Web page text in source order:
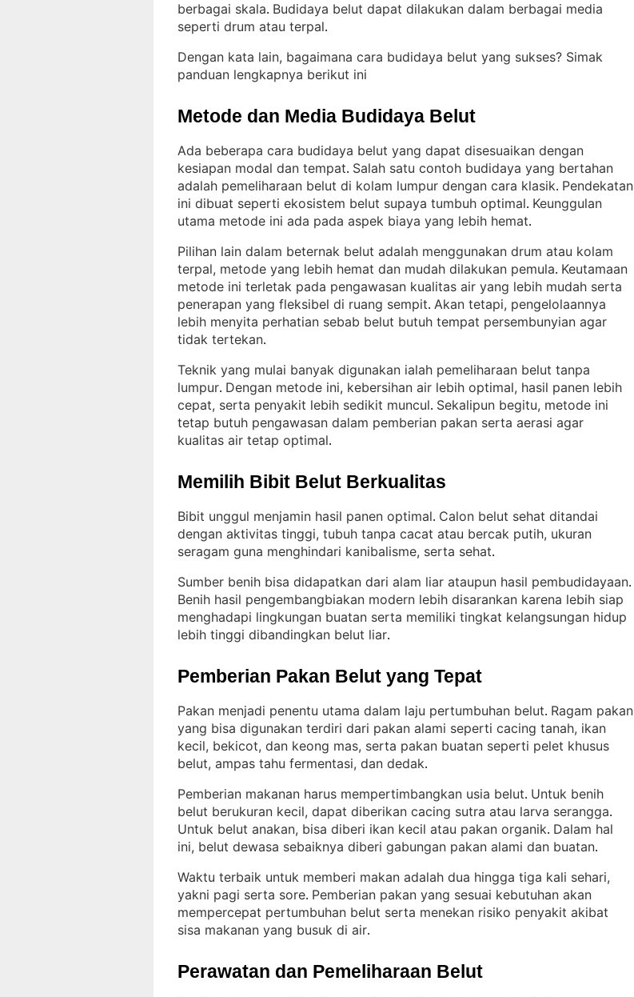
berbagai skala. Budidaya belut dapat dilakukan dalam berbagai media
seperti drum atau terpal.
Dengan kata lain, bagaimana cara budidaya belut yang sukses? Simak
panduan lengkapnya berikut ini
Metode dan Media Budidaya Belut
Ada beberapa cara budidaya belut yang dapat disesuaikan dengan
kesiapan modal dan tempat. Salah satu contoh budidaya yang bertahan
adalah pemeliharaan belut di kolam lumpur dengan cara klasik. Pendekatan
ini dibuat seperti ekosistem belut supaya tumbuh optimal. Keunggulan
utama metode ini ada pada aspek biaya yang lebih hemat.
Pilihan lain dalam beternak belut adalah menggunakan drum atau kolam
terpal, metode yang lebih hemat dan mudah dilakukan pemula. Keutamaan
metode ini terletak pada pengawasan kualitas air yang lebih mudah serta
penerapan yang fleksibel di ruang sempit. Akan tetapi, pengelolaannya
lebih menyita perhatian sebab belut butuh tempat persembunyian agar
tidak tertekan.
Teknik yang mulai banyak digunakan ialah pemeliharaan belut tanpa
lumpur. Dengan metode ini, kebersihan air lebih optimal, hasil panen lebih
cepat, serta penyakit lebih sedikit muncul. Sekalipun begitu, metode ini
tetap butuh pengawasan dalam pemberian pakan serta aerasi agar
kualitas air tetap optimal.
Memilih Bibit Belut Berkualitas
Bibit unggul menjamin hasil panen optimal. Calon belut sehat ditandai
dengan aktivitas tinggi, tubuh tanpa cacat atau bercak putih, ukuran
seragam guna menghindari kanibalisme, serta sehat.
Sumber benih bisa didapatkan dari alam liar ataupun hasil pembudidayaan
Benih hasil pengembangbiakan modern lebih disarankan karena lebih siap
menghadapi lingkungan buatan serta memiliki tingkat kelangsungan hidup
lebih tinggi dibandingkan belut liar.
Pemberian Pakan Belut yang Tepat
Pakan menjadi penentu utama dalam laju pertumbuhan belut. Ragam pakan
yang bisa digunakan terdiri dari pakan alami seperti cacing tanah, ikan
kecil, bekicot, dan keong mas, serta pakan buatan seperti pelet khusus
belut, ampas tahu fermentasi, dan dedak.
Pemberian makanan harus mempertimbangkan usia belut. Untuk benih
belut berukuran kecil, dapat diberikan cacing sutra atau larva serangga
Untuk belut anakan, bisa diberi ikan kecil atau pakan organik. Dalam hal
ini, belut dewasa sebaiknya diberi gabungan pakan alami dan buatan.
Waktu terbaik untuk memberi makan adalah dua hingga tiga kali sehari,
yakni pagi serta sore. Pemberian pakan yang sesuai kebutuhan akan
mempercepat pertumbuhan belut serta menekan risiko penyakit akibat
sisa makanan yang busuk di air.
Perawatan dan Pemeliharaan Belut